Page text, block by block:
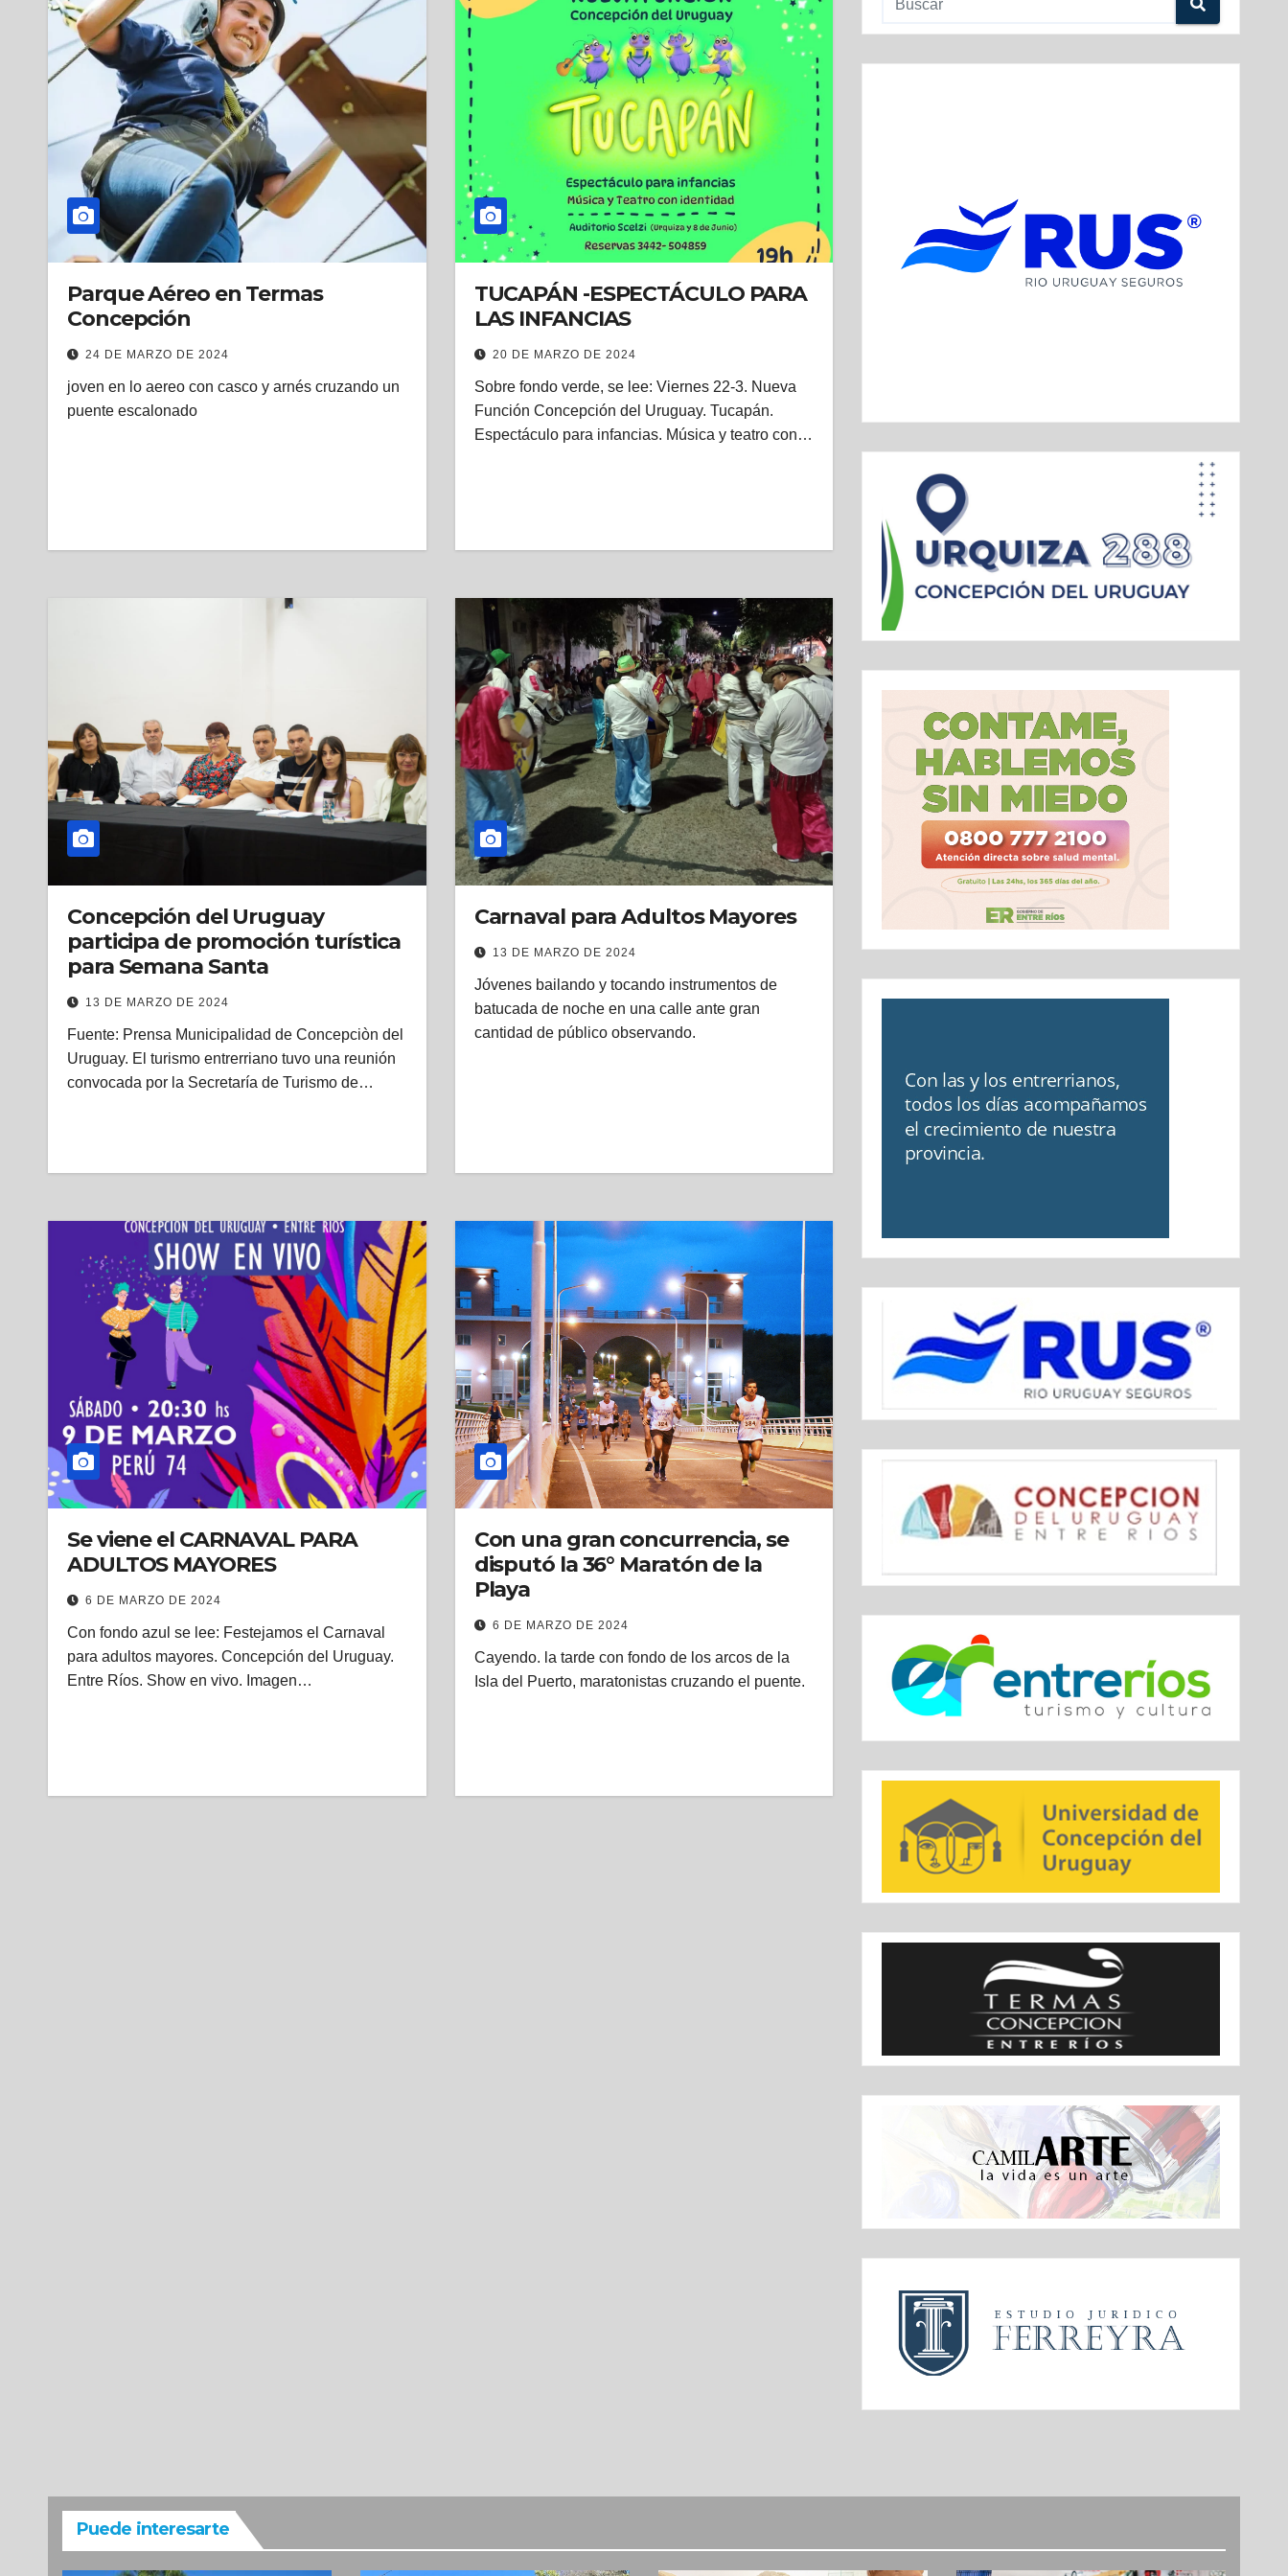
Parque Aéreo en Termas
Concepción
24 DE MARZO DE 2024
joven en lo aereo con casco y arnés cruzando un
puente escalonado
TUCAPÁN -ESPECTÁCULO PARA
LAS INFANCIAS
20 DE MARZO DE 2024
Sobre fondo verde, se lee: Viernes 22-3. Nueva
Función Concepción del Uruguay. Tucapán.
Espectáculo para infancias. Música y teatro con…
Concepción del Uruguay
participa de promoción turística
para Semana Santa
13 DE MARZO DE 2024
Fuente: Prensa Municipalidad de Concepciòn del
Uruguay. El turismo entrerriano tuvo una reunión
convocada por la Secretaría de Turismo de…
Carnaval para Adultos Mayores
13 DE MARZO DE 2024
Jóvenes bailando y tocando instrumentos de
batucada de noche en una calle ante gran
cantidad de público observando.
Se viene el CARNAVAL PARA
ADULTOS MAYORES
6 DE MARZO DE 2024
Con fondo azul se lee: Festejamos el Carnaval
para adultos mayores. Concepción del Uruguay.
Entre Ríos. Show en vivo. Imagen…
Con una gran concurrencia, se
disputó la 36° Maratón de la
Playa
6 DE MARZO DE 2024
Cayendo. la tarde con fondo de los arcos de la
Isla del Puerto, maratonistas cruzando el puente.
Puede interesarte